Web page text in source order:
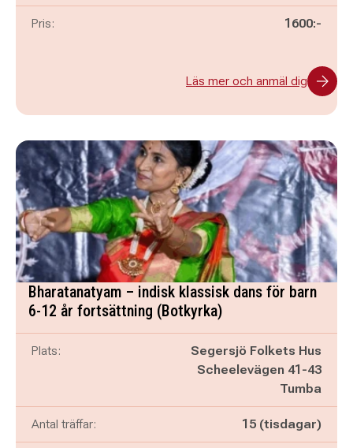
Pris: 1600:-
Läs mer och anmäl dig
Bharatanatyam – indisk klassisk dans för barn
6-12 år fortsättning (Botkyrka)
Plats:
Segersjö Folkets Hus
Scheelevägen 41-43
Tumba
Antal träffar: 15 (tisdagar)